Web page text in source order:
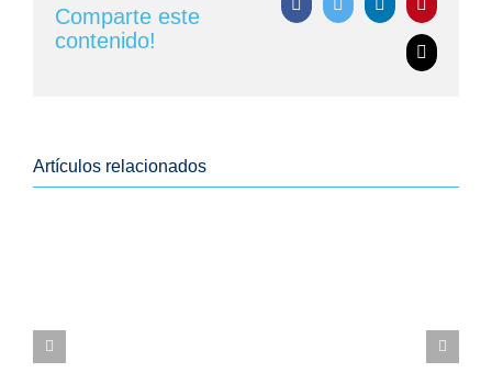
Comparte este
contenido!
FacebookTwitterLinkedInPinterest
Correo
Artículos relacionados